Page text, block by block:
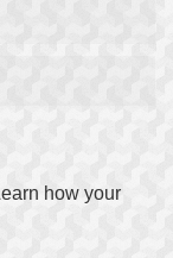
how your